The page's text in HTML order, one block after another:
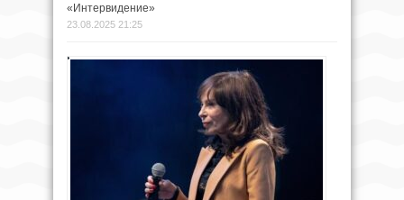
«Интервидение»
23.08.2025 21:25